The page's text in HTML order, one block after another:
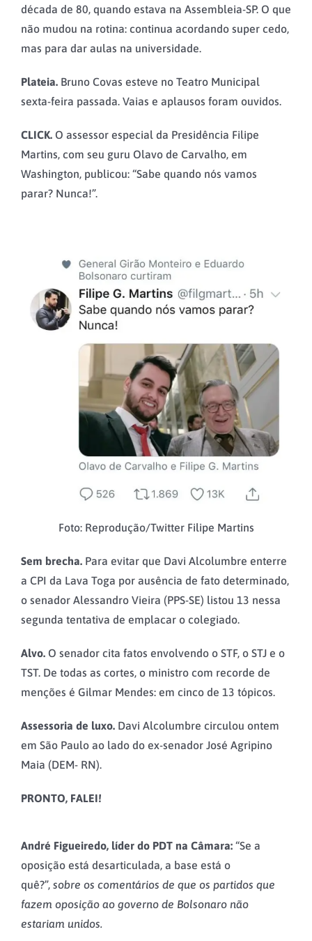
década de 80, quando estava na Assembleia-SP. O que
não mudou na rotina: continua acordando super cedo,
mas para dar aulas na universidade.
Plateia. Bruno Covas esteve no Teatro Municipal
sexta-feira passada. Vaias e aplausos foram ouvidos.
CLICK. O assessor especial da Presidência Filipe
Martins, com seu guru Olavo de Carvalho, em
Washington, publicou: “Sabe quando nós vamos
parar? Nunca!”.
Foto: Reprodução/Twitter Filipe Martins
Sem brecha. Para evitar que Davi Alcolumbre enterre
a CPI da Lava Toga por ausência de fato determinado,
o senador Alessandro Vieira (PPS-SE) listou 13 nessa
segunda tentativa de emplacar o colegiado.
Alvo. O senador cita fatos envolvendo o STF, o STJ e o
TST. De todas as cortes, o ministro com recorde de
menções é Gilmar Mendes: em cinco de 13 tópicos.
Assessoria de luxo. Davi Alcolumbre circulou ontem
em São Paulo ao lado do ex-senador José Agripino
Maia (DEM- RN).
PRONTO, FALEI!
André Figueiredo, líder do PDT na Câmara: “Se a
oposição está desarticulada, a base está o
quê?”, sobre os comentários de que os partidos que
fazem oposição ao governo de Bolsonaro não
estariam unidos.